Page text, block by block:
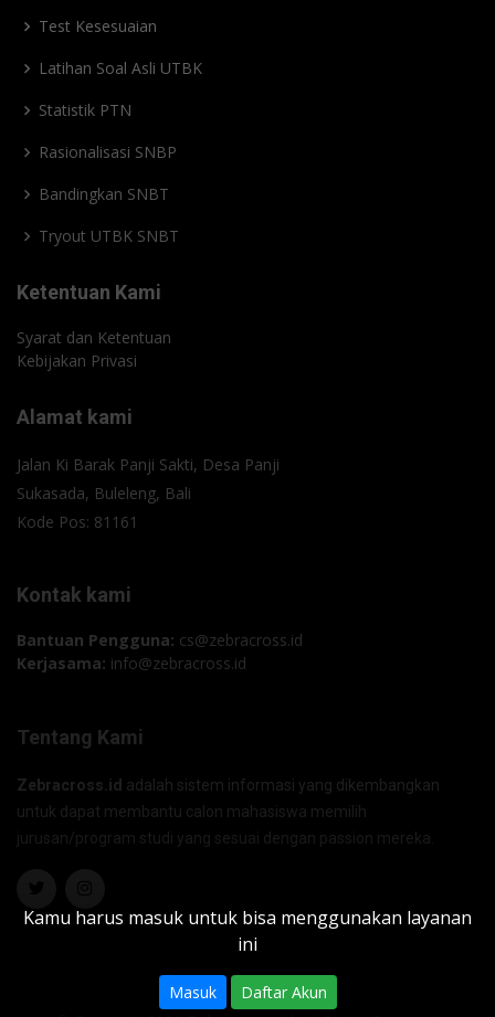
Kamu harus masuk untuk bisa menggunakan layanan
ini
Masuk Daftar Akun
Test Kesesuaian
Latihan Soal Asli UTBK
Statistik PTN
Rasionalisasi SNBP
Bandingkan SNBT
Tryout UTBK SNBT
Ketentuan Kami
Syarat dan Ketentuan
Kebijakan Privasi
Alamat kami
Jalan Ki Barak Panji Sakti, Desa Panji
Sukasada, Buleleng, Bali
Kode Pos: 81161
Kontak kami
Bantuan Pengguna: cs@zebracross.id
Kerjasama: info@zebracross.id
Tentang Kami
Zebracross.id adalah sistem informasi yang dikembangkan
untuk dapat membantu calon mahasiswa memilih
jurusan/program studi yang sesuai dengan passion mereka.